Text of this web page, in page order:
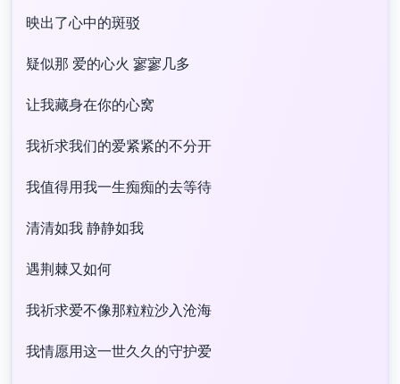
映出了心中的斑驳
疑似那 爱的心火 寥寥几多
让我藏身在你的心窝
我祈求我们的爱紧紧的不分开
我值得用我一生痴痴的去等待
清清如我 静静如我
遇荆棘又如何
我祈求爱不像那粒粒沙入沧海
我情愿用这一世久久的守护爱